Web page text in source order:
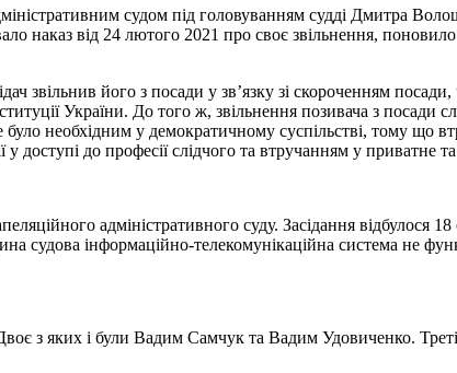
судом під головуванням судді Дмитра
наказ від 24 лютого 2021 про своє звільнення,
звільнив його з посади у зв’язку зі скороченням
України. До того ж, звільнення позивача з посади
було необхідним у демократичному суспільстві, тому що
доступі до професії слідчого та втручанням у приватне
адміністративного суду. Засідання відбулося
судова інформаційно-телекомунікаційна система не
з яких і були Вадим Самчук та Вадим Удовиченко.